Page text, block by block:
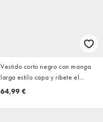
Vestido corto negro con manga
larga estilo capa y ribete el
hombro de tejido efecto
64,99 €